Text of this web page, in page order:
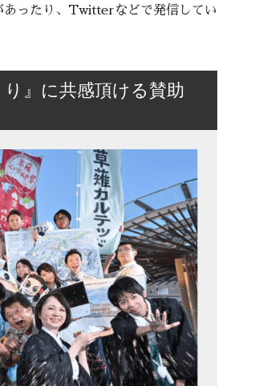
あったり、Twitterなどで発信してい
』に共感頂ける賛助